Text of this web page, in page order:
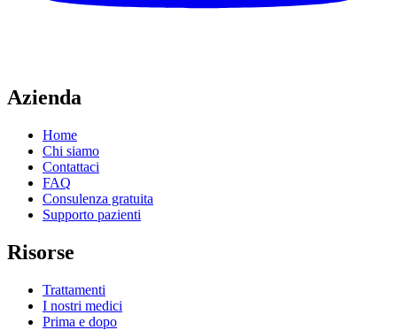
Azienda
Home
Chi siamo
Contattaci
FAQ
Consulenza gratuita
Supporto pazienti
Risorse
Trattamenti
I nostri medici
Prima e dopo